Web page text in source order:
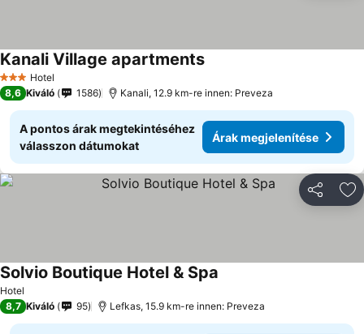
3 Kategória
Hotel
Kanali Village apartments
8,6 Kiváló 1586 Kanali, 12.9 km-re innen: Preveza
A pontos árak megtekintéséhez
válasszon dátumokat
Árak megjelenítése
Hotel
Solvio Boutique Hotel & Spa
8,7 Kiváló 95 Lefkas, 15.9 km-re innen: Preveza